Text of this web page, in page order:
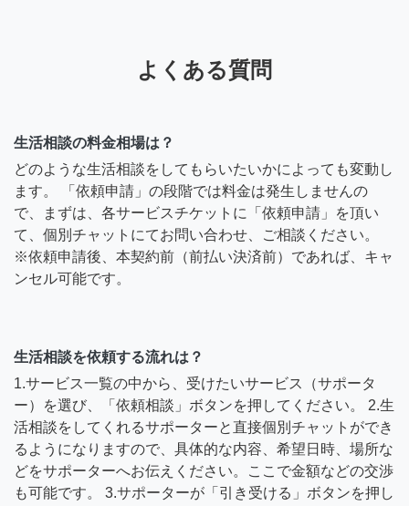
よくある質問
生活相談の料金相場は？
どのような生活相談をしてもらいたいかによっても変動し
ます。 「依頼申請」の段階では料金は発生しませんの
で、まずは、各サービスチケットに「依頼申請」を頂い
て、個別チャットにてお問い合わせ、ご相談ください。
※依頼申請後、本契約前（前払い決済前）であれば、キャ
ンセル可能です。
生活相談を依頼する流れは？
1.サービス一覧の中から、受けたいサービス（サポータ
ー）を選び、「依頼相談」ボタンを押してください。 2.生
活相談をしてくれるサポーターと直接個別チャットができ
るようになりますので、具体的な内容、希望日時、場所な
どをサポーターへお伝えください。ここで金額などの交渉
も可能です。 3.サポーターが「引き受ける」ボタンを押し